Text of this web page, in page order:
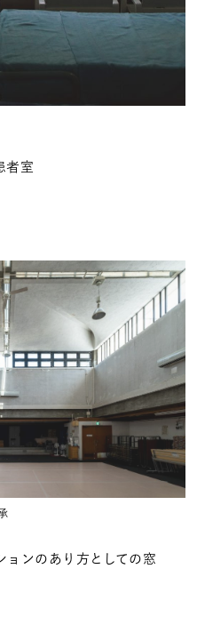
者室
ンのあり方としての窓